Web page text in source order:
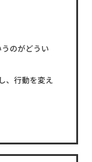
のがどうい
、行動を変え